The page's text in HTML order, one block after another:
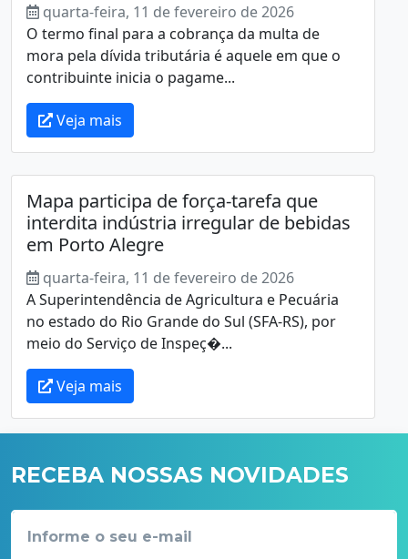
quarta-feira, 11 de fevereiro de 2026
O termo final para a cobrança da multa de
mora pela dívida tributária é aquele em que o
contribuinte inicia o pagame...
Veja mais
Mapa participa de força-tarefa que
interdita indústria irregular de bebidas
em Porto Alegre
quarta-feira, 11 de fevereiro de 2026
A Superintendência de Agricultura e Pecuária
no estado do Rio Grande do Sul (SFA-RS), por
meio do Serviço de Inspeç�...
Veja mais
RECEBA NOSSAS NOVIDADES